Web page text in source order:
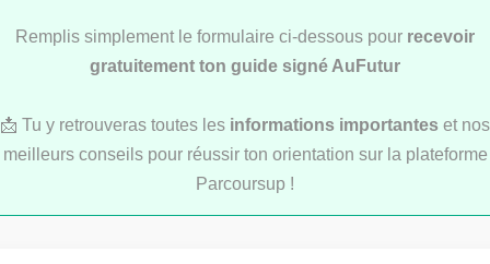
ÉCOLES DE COMMERCE
Remplis simplement le formulaire ci-dessous pour recevoir
gratuitement ton guide signé AuFutur
📩 Tu y retrouveras toutes les informations importantes et nos
meilleurs conseils pour réussir ton orientation sur la plateforme
Parcoursup !